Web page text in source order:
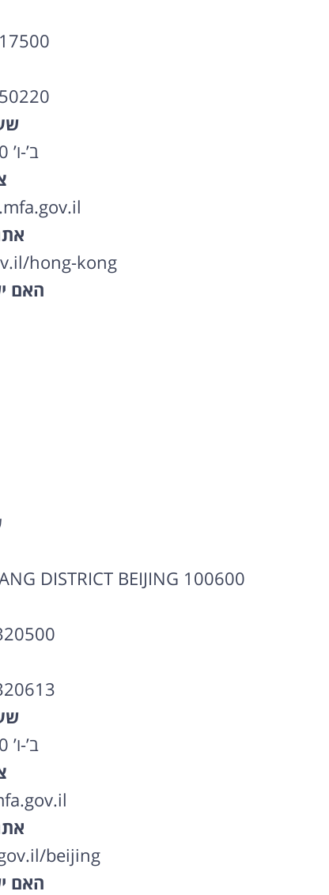
ב’-ו’ 09:00-12:00
hong-kong
האם
DISTRICT BEIJING 100600
ב’-ו’ 09:00-12:00
beijing
האם